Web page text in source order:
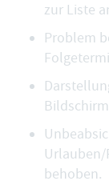
zur Liste
Problem
behoben.